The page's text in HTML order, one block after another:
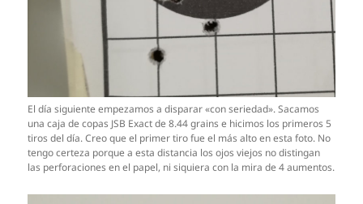
El día siguiente empezamos a disparar «con seriedad». Sacamos
una caja de copas JSB Exact de 8.44 grains e hicimos los primeros 5
tiros del día. Creo que el primer tiro fue el más alto en esta foto. No
tengo certeza porque a esta distancia los ojos viejos no distingan
las perforaciones en el papel, ni siquiera con la mira de 4 aumentos.